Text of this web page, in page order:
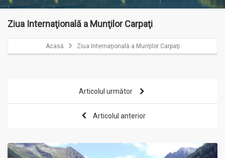
Ziua Internaţională a Munţilor Carpaţi
Acasă Ziua Internaţională a Munţilor Carpaţi
Articolul următor
Articolul anterior